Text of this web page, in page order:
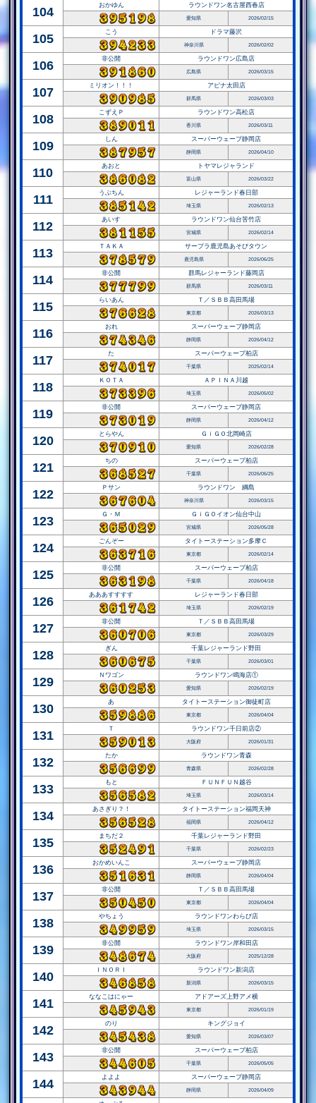
104 おかゆん ラウンドワン名古屋西春店
愛知県 2026/02/15
105 こう ドラマ藤沢
神奈川県 2026/02/02
106 非公開 ラウンドワン広島店
広島県 2026/03/15
107 ミリオン！！！ アピナ太田店
群馬県 2026/03/03
108 こずえＰ ラウンドワン高松店
香川県 2026/03/11
109 しん スーパーウェーブ静岡店
静岡県 2026/04/10
110 あおと トヤマレジャランド
富山県 2026/03/22
111 うぶちん レジャーランド春日部
埼玉県 2026/02/13
112 あいす ラウンドワン仙台苦竹店
宮城県 2026/02/14
113 ＴＡＫＡ サープラ鹿児島あそびタウン
鹿児島県 2026/06/25
114 非公開 群馬レジャーランド藤岡店
群馬県 2026/03/11
115 らいあん Ｔ／ＳＢＢ高田馬場
東京都 2026/03/13
116 おれ スーパーウェーブ静岡店
静岡県 2026/04/12
117 た スーパーウェーブ柏店
千葉県 2025/02/14
118 ＫＯＴＡ ＡＰＩＮＡ川越
埼玉県 2026/05/02
119 非公開 スーパーウェーブ静岡店
静岡県 2026/04/12
120 とらやん ＧｉＧＯ北岡崎店
愛知県 2026/02/28
121 ちの スーパーウェーブ柏店
千葉県 2026/06/25
122 Ｐサン ラウンドワン 綱島
神奈川県 2026/03/15
123 Ｇ・Ｍ ＧｉＧＯイオン仙台中山
宮城県 2026/05/28
124 ごんぞー タイトーステーション多摩Ｃ
東京都 2026/02/14
125 非公開 スーパーウェーブ柏店
千葉県 2026/04/18
126 あああすすすす レジャーランド春日部
埼玉県 2026/02/19
127 非公開 Ｔ／ＳＢＢ高田馬場
東京都 2026/03/29
128 ぎん 千葉レジャーランド野田
千葉県 2026/03/01
129 Ｎワゴン ラウンドワン鳴海店①
愛知県 2026/02/19
130 あ タイトーステーション御徒町店
東京都 2026/04/04
131 Ｔ ラウンドワン千日前店②
大阪府 2026/01/31
132 たか ラウンドワン青森
青森県 2026/02/28
133 もと ＦＵＮＦＵＮ越谷
埼玉県 2026/03/14
134 あさぎり？！ タイトーステーション福岡天神
福岡県 2026/04/12
135 まちだ２ 千葉レジャーランド野田
千葉県 2026/02/23
136 おかめいんこ スーパーウェーブ静岡店
静岡県 2026/04/04
137 非公開 Ｔ／ＳＢＢ高田馬場
東京都 2026/04/04
138 やちょう ラウンドワンわらび店
埼玉県 2026/03/15
139 非公開 ラウンドワン岸和田店
大阪府 2025/12/28
140 ＩＮＯＲＩ ラウンドワン新潟店
新潟県 2026/03/15
141 ななこはにゃー アドアーズ上野アメ横
東京都 2026/01/19
142 のり キングジョイ
愛知県 2026/03/07
143 非公開 スーパーウェーブ柏店
千葉県 2026/05/05
144 よよよ スーパーウェーブ静岡店
静岡県 2026/04/09